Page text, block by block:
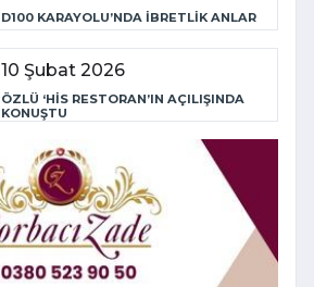
D100 KARAYOLU’NDA İBRETLİK ANLAR
10 Şubat 2026
ÖZLÜ ‘HİS RESTORAN’IN AÇILIŞINDA
KONUŞTU